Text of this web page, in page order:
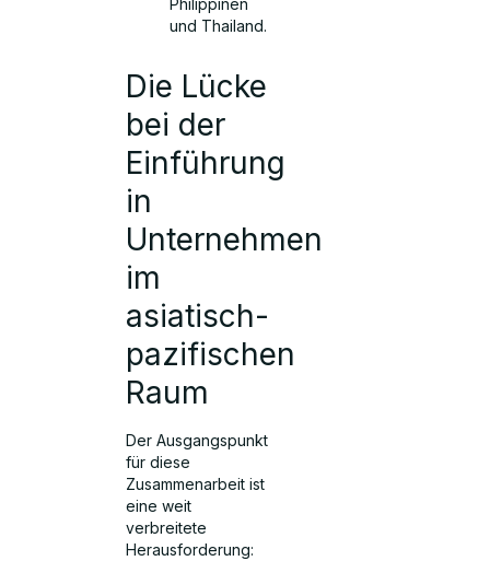
und Thailand.
Die Lücke
bei der
Einführung
in
Unternehmen
im
asiatisch-
pazifischen
Raum
Der Ausgangspunkt
für diese
Zusammenarbeit ist
eine weit
verbreitete
Herausforderung: